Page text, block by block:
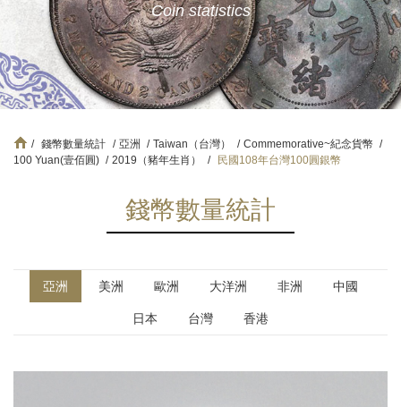
Coin statistics
/ 錢幣數量統計 / 亞洲 / Taiwan（台灣） / Commemorative~紀念貨幣 /
100 Yuan(壹佰圓) / 2019（豬年生肖） / 民國108年台灣100圓銀幣
錢幣數量統計
亞洲 美洲 歐洲 大洋洲 非洲 中國
日本 台灣 香港